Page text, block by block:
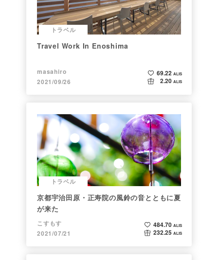
トラベル
Travel Work In Enoshima
masahiro
2021/09/26
69.22 ALIS
2.20 ALIS
トラベル
京都宇治田原・正寿院の風鈴の音とともに夏
が来た
こすもす
2021/07/21
484.70 ALIS
232.25 ALIS